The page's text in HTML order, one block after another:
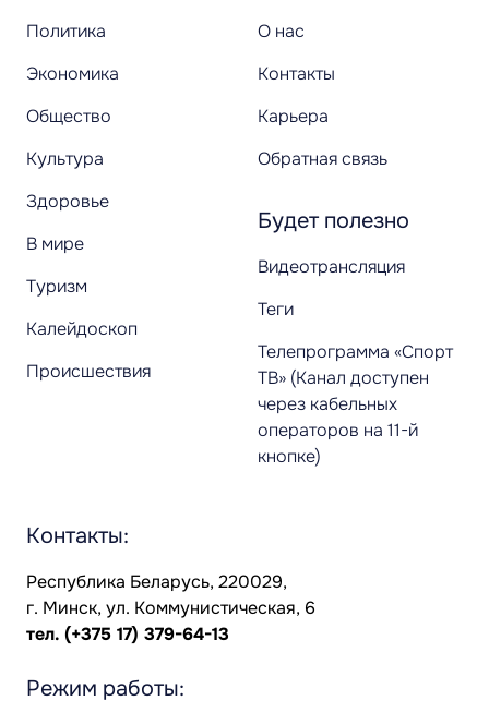
Политика
Экономика
Общество
Культура
Здоровье
В мире
Туризм
Калейдоскоп
Происшествия
О нас
Контакты
Карьера
Обратная связь
Будет полезно
Видеотрансляция
Теги
Телепрограмма «Спорт
ТВ» (Канал доступен
через кабельных
операторов на 11-й
кнопке)
Контакты:
Республика Беларусь, 220029,
г. Минск, ул. Коммунистическая, 6
тел. (+375 17) 379-64-13
Режим работы: